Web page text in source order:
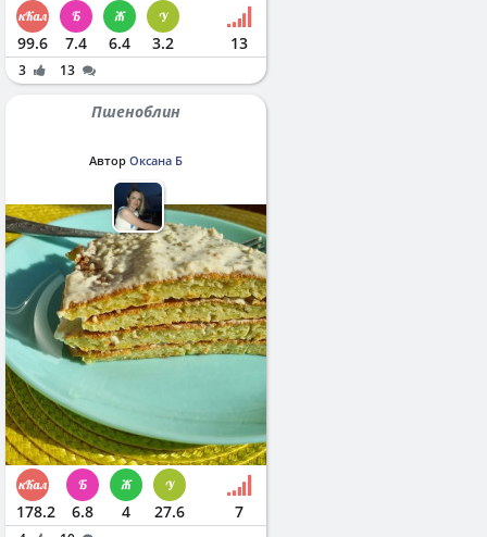
99.6 7.4 6.4 3.2 13
3 13
Пшеноблин
Автор Оксана Б
178.2 6.8 4 27.6 7